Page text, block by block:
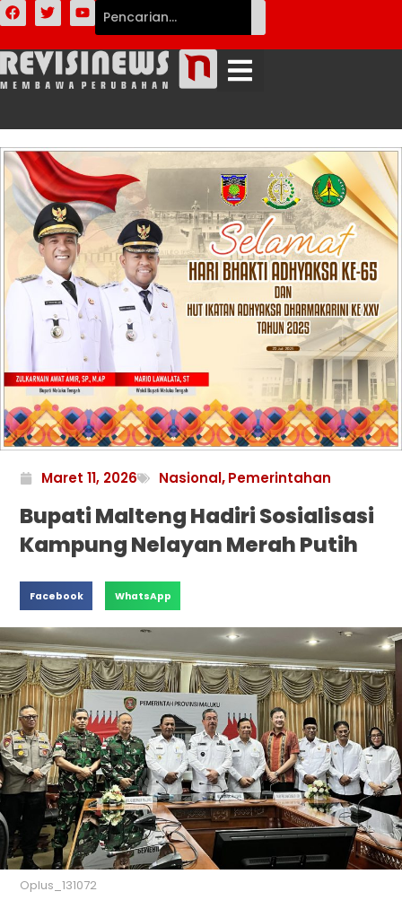
Maret 11, 2026 Nasional,Pemerintahan
Bupati Malteng Hadiri Sosialisasi
Kampung Nelayan Merah Putih
Facebook WhatsApp
Oplus_131072